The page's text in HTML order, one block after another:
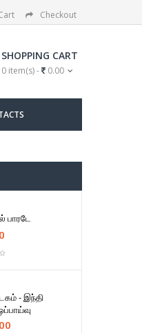
Checkout
SHOPPING CART
0 item(s) - 0.00
பாரடே
- இந்தி